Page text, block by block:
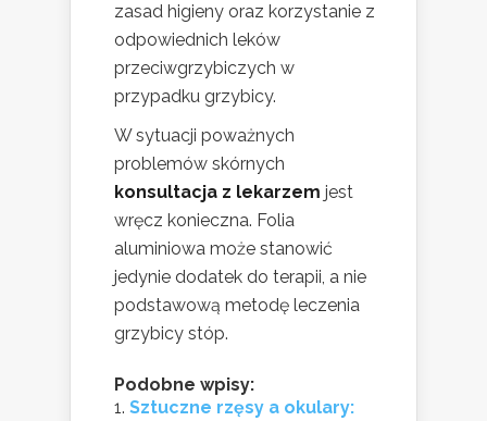
zasad higieny oraz korzystanie z
odpowiednich leków
przeciwgrzybiczych w
przypadku grzybicy.
W sytuacji poważnych
problemów skórnych
konsultacja z lekarzem jest
wręcz konieczna. Folia
aluminiowa może stanowić
jedynie dodatek do terapii, a nie
podstawową metodę leczenia
grzybicy stóp.
Podobne wpisy:
Sztuczne rzęsy a okulary: